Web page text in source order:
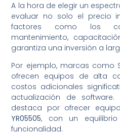
A la hora de elegir un
evaluar no solo el precio
factores como los
mantenimiento,
garantiza una inversión a
Por ejemplo, marcas como
ofrecen equipos de alta
costos adicionales
actualización de
destaca por ofrecer
YR05505, con un
funcionalidad.